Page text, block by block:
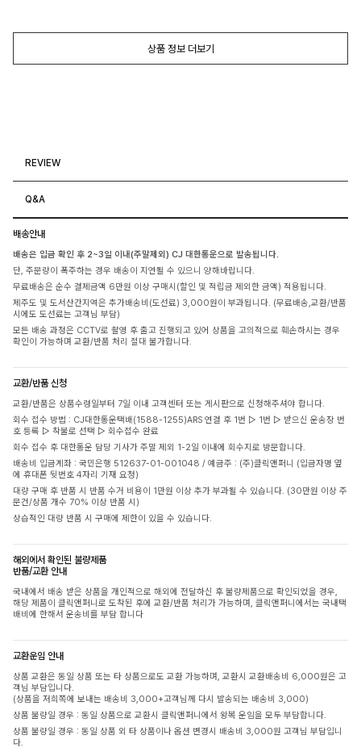
상품 정보 더보기
REVIEW
Q&A
배송안내
배송은 입금 확인 후 2~3일 이내(주말제외) CJ 대한통운으로 발송됩니다.
단, 주문량이 폭주하는 경우 배송이 지연될 수 있으니 양해바랍니다.
무료배송은 순수 결제금액 6만원 이상 구매시(할인 및 적립금 제외한 금액) 적용됩니다.
제주도 및 도서산간지역은 추가배송비(도선료) 3,000원이 부과됩니다. (무료배송,교환/반품
시에도 도선료는 고객님 부담)
모든 배송 과정은 CCTV로 촬영 후 출고 진행되고 있어 상품을 고의적으로 훼손하시는 경우
확인이 가능하며 교환/반품 처리 절대 불가합니다.
교환/반품 신청
교환/반품은 상품수령일부터 7일 이내 고객센터 또는 게시판으로 신청해주셔야 합니다.
회수 접수 방법 : CJ대한통운택배(1588-1255)ARS 연결 후 1번 ▷ 1번 ▷ 받으신 운송장 번
호 등록 ▷ 착불로 선택 ▷ 회수접수 완료
회수 접수 후 대한통운 담당 기사가 주말 제외 1-2일 이내에 회수지로 방문합니다.
배송비 입금계좌 : 국민은행 512637-01-001048 / 예금주 : (주)클릭앤퍼니 (입금자명 옆
에 휴대폰 뒷번호 4자리 기재 요청)
대량 구매 후 반품 시 반품 수거 비용이 1만원 이상 추가 부과될 수 있습니다. (30만원 이상 주
문건/상품 개수 70% 이상 반품 시)
상습적인 대량 반품 시 구매에 제한이 있을 수 있습니다.
해외에서 확인된 불량제품
반품/교환 안내
국내에서 배송 받은 상품을 개인적으로 해외에 전달하신 후 불량제품으로 확인되었을 경우,
해당 제품이 클릭앤퍼니로 도착된 후에 교환/반품 처리가 가능하며, 클릭앤퍼니에서는 국내택
배비에 한해서 운송비를 부담 합니다
교환운임 안내
상품 교환은 동일 상품 또는 타 상품으로도 교환 가능하며, 교환시 교환배송비 6,000원은 고
객님 부담입니다.
(상품을 저희쪽에 보내는 배송비 3,000+고객님께 다시 발송되는 배송비 3,000)
상품 불량일 경우 : 동일 상품으로 교환시 클릭앤퍼니에서 왕복 운임을 모두 부담합니다.
상품 불량일 경우 : 동일 상품 외 타 상품이나 옵션 변경시 배송비 3,000원 고객님 부담입니
다.